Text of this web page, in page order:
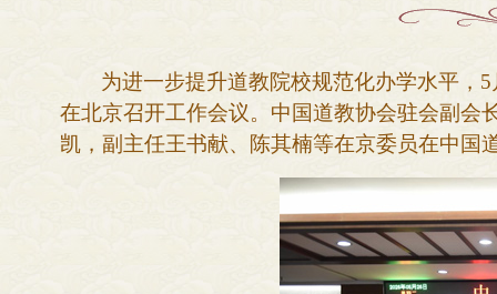
为进一步提升道教院校规范化办学水平， 5
在北京召开工作会议。中国道教协会驻会副会
凯，副主任王书献、陈其楠等在京委员在中国